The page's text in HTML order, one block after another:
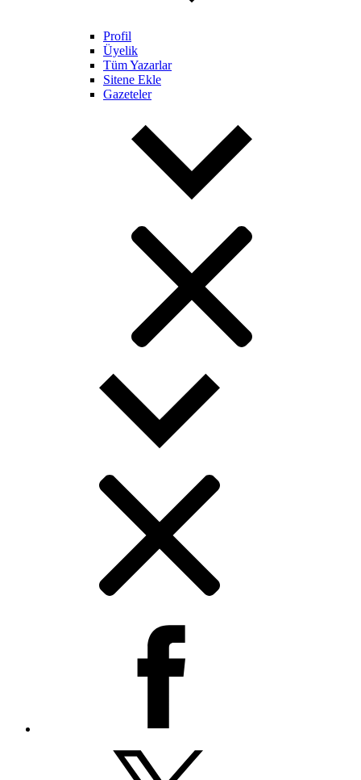
Profil
Üyelik
Tüm Yazarlar
Sitene Ekle
Gazeteler